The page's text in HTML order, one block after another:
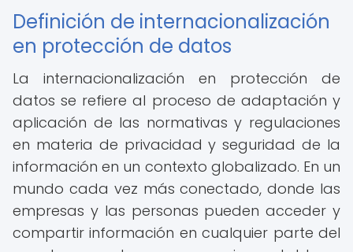
Definición de internacionalización
en protección de datos
La internacionalización en protección de
datos se refiere al proceso de adaptación y
aplicación de las normativas y regulaciones
en materia de privacidad y seguridad de la
información en un contexto globalizado. En un
mundo cada vez más conectado, donde las
empresas y las personas pueden acceder y
compartir información en cualquier parte del